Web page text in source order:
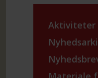
Aktiviteter